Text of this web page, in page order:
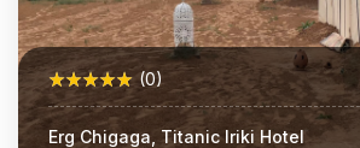
(0)
Erg Chigaga, Titanic Iriki Hotel